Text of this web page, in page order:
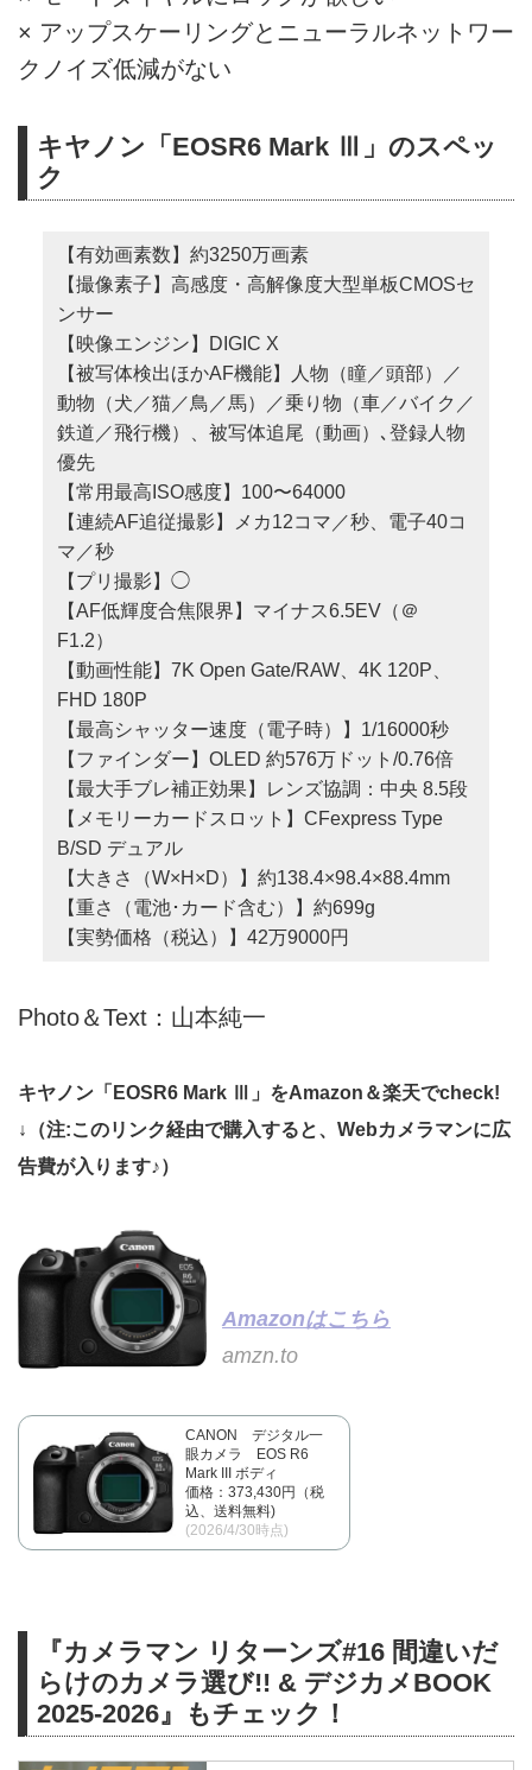
× アップスケーリングとニューラルネットワー
クノイズ低減がない
キヤノン「EOSR6 Mark Ⅲ」のスペッ
ク
【有効画素数】約3250万画素
【撮像素子】高感度・高解像度大型単板CMOSセ
ンサー
【映像エンジン】DIGIC X
【被写体検出ほかAF機能】人物（瞳／頭部）／
動物（犬／猫／鳥／馬）／乗り物（車／バイク／
鉄道／飛行機）、被写体追尾（動画）､登録人物
優先
【常用最高ISO感度】100〜64000
【連続AF追従撮影】メカ12コマ／秒、電子40コ
マ／秒
【プリ撮影】◯
【AF低輝度合焦限界】マイナス6.5EV（＠
F1.2）
【動画性能】7K Open Gate/RAW、4K 120P、
FHD 180P
【最高シャッター速度（電子時）】1/16000秒
【ファインダー】OLED 約576万ドット/0.76倍
【最大手ブレ補正効果】レンズ協調：中央 8.5段
【メモリーカードスロット】CFexpress Type
B/SD デュアル
【大きさ（W×H×D）】約138.4×98.4×88.4mm
【重さ（電池･カード含む）】約699g
【実勢価格（税込）】42万9000円
Photo＆Text：山本純一
キヤノン「EOSR6 Mark Ⅲ」をAmazon＆楽天でcheck!
↓（注:このリンク経由で購入すると、Webカメラマンに広
告費が入ります♪）
Amazonはこちら
amzn.to
CANON デジタル一
眼カメラ EOS R6
Mark III ボディ
価格：373,430円（税
込、送料無料)
(2026/4/30時点)
『カメラマン リターンズ#16 間違いだ
らけのカメラ選び!! & デジカメBOOK
2025-2026』もチェック！